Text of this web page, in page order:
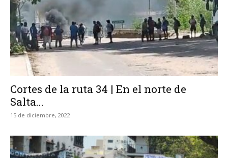
Cortes de la ruta 34 | En el norte de
Salta...
15 de diciembre, 2022